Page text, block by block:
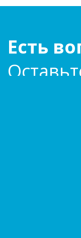
Есть